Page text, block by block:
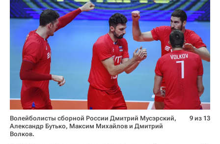
Волейболисты сборной России Дмитрий Мусэрский,
Александр Бутько, Максим Михайлов и Дмитрий
Волков.
9 из 13